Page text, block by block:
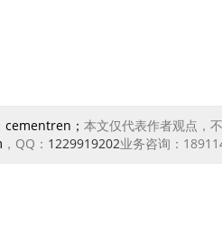
cementren；本文仅代表作者观点，
，QQ： 1229919202业务咨询：